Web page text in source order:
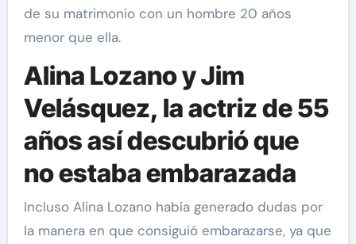
de su matrimonio con un hombre 20 años
menor que ella.
Alina Lozano y Jim
Velásquez, la actriz de 55
años así descubrió que
no estaba embarazada
Incluso Alina Lozano había generado dudas por
la manera en que consiguió embarazarse, ya que